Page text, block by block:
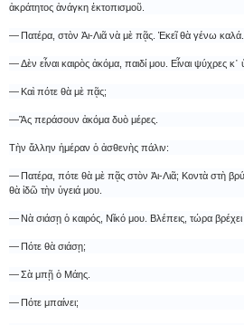
ἀκράτητος ἀνάγκη ἐκτοπισμοῦ.
― Πατέρα, στὸν Ἁι-Λιᾶ νὰ μὲ πᾷς. Ἐκεῖ θὰ γένω καλά.
― Δὲν εἶναι καιρὸς ἀκόμα, παιδί μου. Εἶναι ψύχρες
― Καὶ πότε θὰ μὲ πᾷς;
―Ἂς περάσουν ἀκόμα δυὸ μέρες.
Τὴν ἄλλην ἡμέραν ὁ ἀσθενὴς πάλιν:
― Πατέρα, πότε θὰ μὲ πᾷς στὸν Ἁι-Λιᾶ; Κοντὰ στὴ
θὰ ἰδῶ τὴν ὑγειά μου.
― Νὰ σιάσῃ ὁ καιρός, Νῖκό μου. Βλέπεις, τώρα βρέχει
― Πότε θὰ σιάσῃ;
― Σὰ μπῇ ὁ Μάης.
― Πότε μπαίνει;